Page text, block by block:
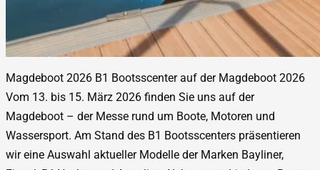
Magdeboot 2026 B1 Bootsscenter auf der Magdeboot 2026
Vom 13. bis 15. März 2026 finden Sie uns auf der
Magdeboot – der Messe rund um Boote, Motoren und
Wassersport. Am Stand des B1 Bootsscenters präsentieren
wir eine Auswahl aktueller Modelle der Marken Bayliner,